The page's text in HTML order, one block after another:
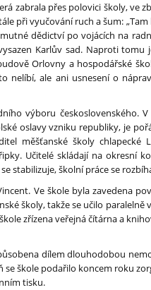
zabrala přes polovici školy, ve
při vyučování ruch a šum: „Tam
dědictví po vojácích na
Karlův sad. Naproti
Orlovny a hospodářské
nelíbí, ale ani usnesení o
výboru československého.
oslavy vzniku republiky, je
měšťanské školy chlapecké
Učitelé skládají na okresní
stabilizuje, školní práce se
Ve škole byla zavedena
školy, takže se učilo paralelně
zřízena veřejná čítárna a
dílem dlouhodobou
škole podařilo koncem roku
tisku.